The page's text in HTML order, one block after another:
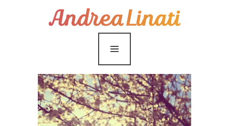
¿Cómo funciona?
Servicios
Coaching Gratis
Conóceme
Contáctame